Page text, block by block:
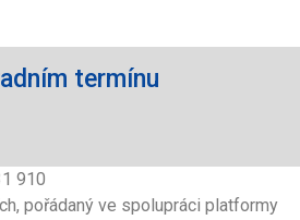
termínu
910
pořádaný ve spolupráci platformy